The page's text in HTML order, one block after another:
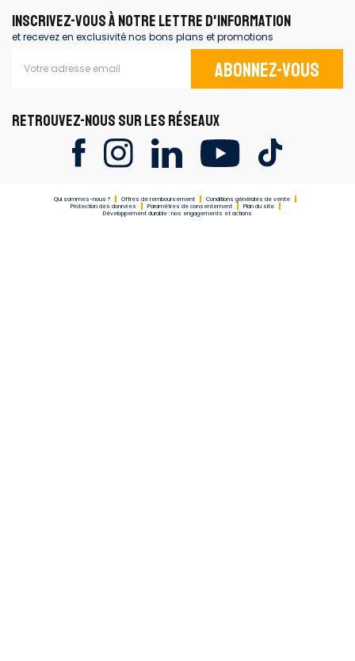
INSCRIVEZ-VOUS À NOTRE LETTRE D'INFORMATION
et recevez en exclusivité nos bons plans et promotions
Abonnez-vous
RETROUVEZ-NOUS SUR LES RÉSEAUX
Qui sommes-nous ? Offres de remboursement
Conditions générales de vente
Protection des données
Paramètres de consentement
Plan du site
Développement durable : nos engagements et actions